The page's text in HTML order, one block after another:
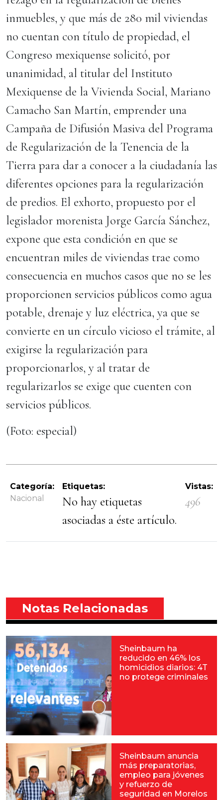
inmuebles, y que más de 280 mil viviendas
no cuentan con título de propiedad, el
Congreso mexiquense solicitó, por
unanimidad, al titular del Instituto
Mexiquense de la Vivienda Social, Mariano
Camacho San Martín, emprender una
Campaña de Difusión Masiva del Programa
de Regularización de la Tenencia de la
Tierra para dar a conocer a la ciudadanía las
diferentes opciones para la regularización
de predios. El exhorto, propuesto por el
legislador morenista Jorge García Sánchez,
expone que esta condición en que se
encuentran miles de viviendas trae como
consecuencia en muchos casos que no se les
proporcionen servicios públicos como agua
potable, drenaje y luz eléctrica, ya que se
convierte en un círculo vicioso el trámite, al
exigirse la regularización para
proporcionarlos, y al tratar de
regularizarlos se exige que cuenten con
servicios públicos.
(Foto: especial)
Categoría:
Nacional
Etiquetas:
No hay etiquetas
asociadas a éste artículo.
Vistas:
496
Notas Relacionadas
Sheinbaum ha
reducido en 46% los
homicidios diarios: 4T
no protege criminales
Sheinbaum anuncia
más preparatorias,
empleo para jóvenes
y refuerzo de
seguridad en Morelos